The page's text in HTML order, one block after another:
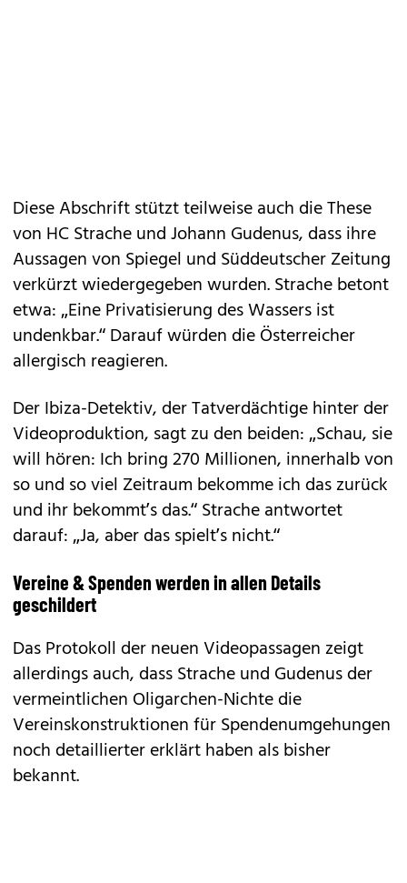
Diese Abschrift stützt teilweise auch die These
von HC Strache und Johann Gudenus, dass ihre
Aussagen von Spiegel und Süddeutscher Zeitung
verkürzt wiedergegeben wurden. Strache betont
etwa: „Eine Privatisierung des Wassers ist
undenkbar.“ Darauf würden die Österreicher
allergisch reagieren.
Der Ibiza-Detektiv, der Tatverdächtige hinter der
Videoproduktion, sagt zu den beiden: „Schau, sie
will hören: Ich bring 270 Millionen, innerhalb von
so und so viel Zeitraum bekomme ich das ­zurück
und ihr bekommt’s das.“ Strache antwortet
darauf: „Ja, aber das spielt’s nicht.“
Vereine & Spenden werden in allen Details
geschildert
Das Protokoll der neuen Videopassagen zeigt
allerdings auch, dass Strache und Gudenus der
vermeintlichen Oligarchen-Nichte die
Vereinskonstruktionen für Spendenumgehungen
noch detaillierter erklärt haben als bisher
bekannt.